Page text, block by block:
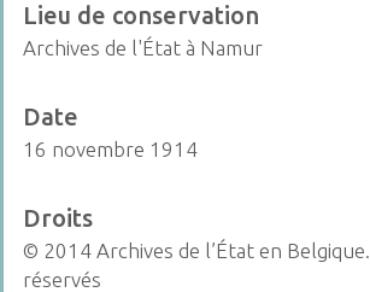
Lieu de conservation
Archives de l'État à Namur
Date
16 novembre 1914
Droits
© 2014 Archives de l’État en
réservés